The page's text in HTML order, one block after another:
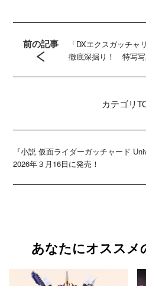
前の記事
「DXエクスガッチ
徹底深掘り！ 特写写
カテゴリ
『小説 仮面ライダーガッチャード
2026年３月16日に発売！
あなたにオススメ